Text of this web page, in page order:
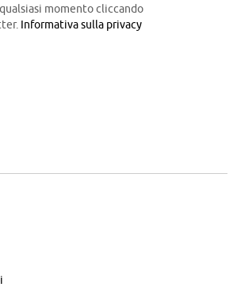
momento cliccando
Informativa sulla privacy